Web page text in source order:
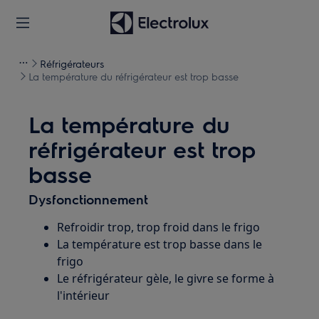
Réfrigérateurs
La température du réfrigérateur est trop basse
La température du
réfrigérateur est trop
basse
Dysfonctionnement
Refroidir trop, trop froid dans le frigo
La température est trop basse dans le
frigo
Le réfrigérateur gèle, le givre se forme à
l'intérieur